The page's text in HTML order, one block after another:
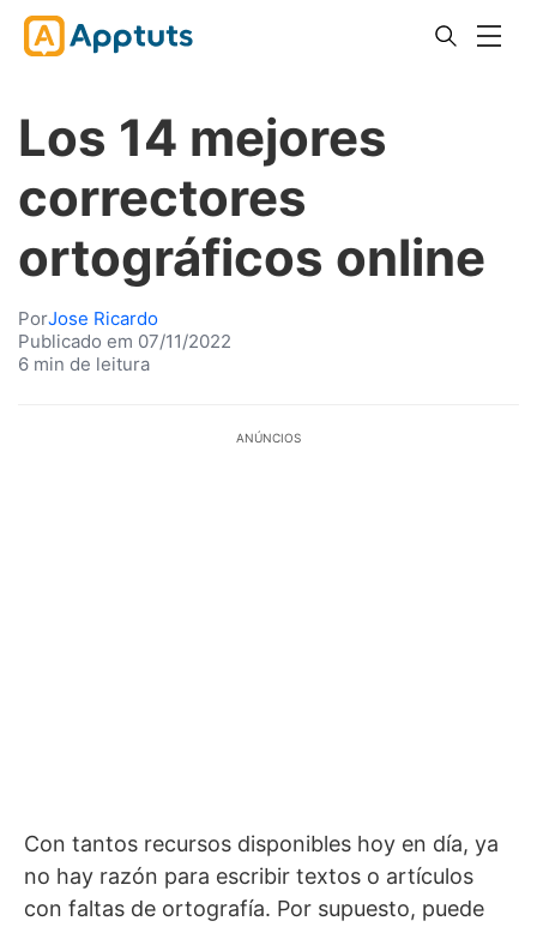
Los 14 mejores
correctores
ortográficos online
PorJose Ricardo
Publicado em 07/11/2022
6 min de leitura
ANÚNCIOS
Con tantos recursos disponibles hoy en día, ya
no hay razón para escribir textos o artículos
con faltas de ortografía. Por supuesto, puede